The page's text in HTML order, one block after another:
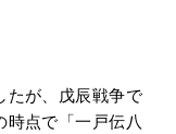
たが、戊辰戦争で
時点で「一戸伝八